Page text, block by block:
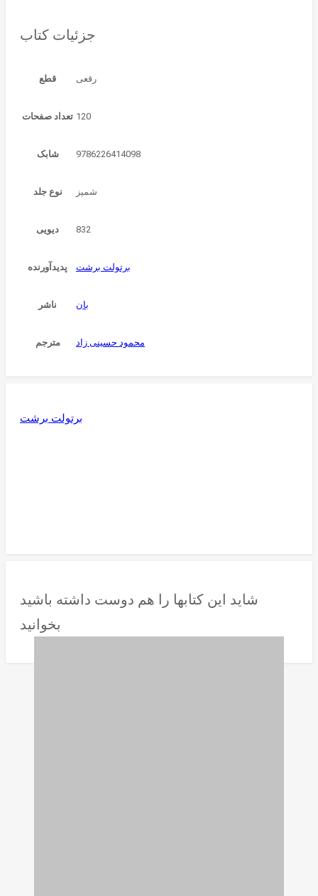
جزئیات کتاب
قطع
تعداد صفحات 120
شابک 9786226414098
نوع جلد شمیز
دیویی 832
پدیدآورنده برتولت برشت
ناشر بان
مترجم محمود حسینی زاد
برتولت برشت
شاید این کتابها را هم دوست داشته باشید
بخوانید